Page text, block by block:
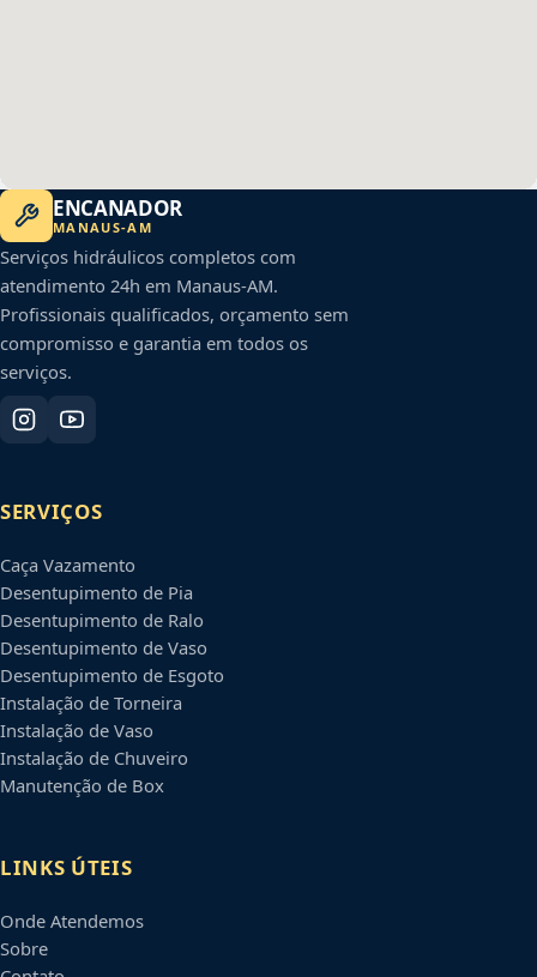
ENCANADOR
MANAUS-AM
Serviços hidráulicos completos com
atendimento 24h em Manaus-AM.
Profissionais qualificados, orçamento sem
compromisso e garantia em todos os
serviços.
SERVIÇOS
Caça Vazamento
Desentupimento de Pia
Desentupimento de Ralo
Desentupimento de Vaso
Desentupimento de Esgoto
Instalação de Torneira
Instalação de Vaso
Instalação de Chuveiro
Manutenção de Box
LINKS ÚTEIS
Onde Atendemos
Sobre